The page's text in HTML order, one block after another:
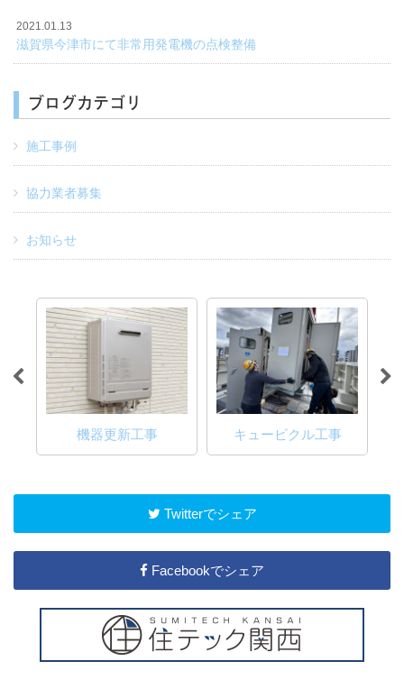
2021.01.13
滋賀県今津市にて非常用発電機の点検整備
ブログカテゴリ
施工事例
協力業者募集
お知らせ
機器更新工事 キュービクル工事
Twitterでシェア
Facebookでシェア